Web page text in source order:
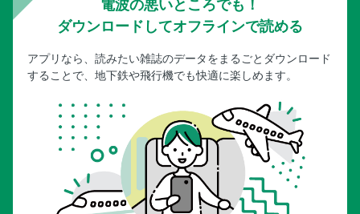
電波の悪いところでも！
ダウンロードしてオフラインで読める
アプリなら、読みたい雑誌のデータをまるごとダウンロード
することで、地下鉄や飛行機でも快適に楽しめます。